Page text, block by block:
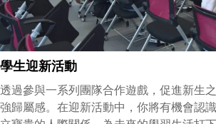
學生迎新活動
透過參與一系列團隊合作遊戲，促進新生
強歸屬感。在迎新活動中，你將有機會認